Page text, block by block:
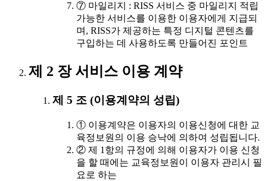
⑦ 마일리지 : RISS 서비스 중 마일리지 적립
가능한 서비스를 이용한 이용자에게 지급되
며, RISS가 제공하는 특정 디지털 콘텐츠를
구입하는 데 사용하도록 만들어진 포인트
제 2 장 서비스 이용 계약
제 5 조 (이용계약의 성립)
① 이용계약은 이용자의 이용신청에 대한 교
육정보원의 이용 승낙에 의하여 성립됩니다.
② 제 1항의 규정에 의해 이용자가 이용 신청
을 할 때에는 교육정보원이 이용자 관리시 필
요로 하는